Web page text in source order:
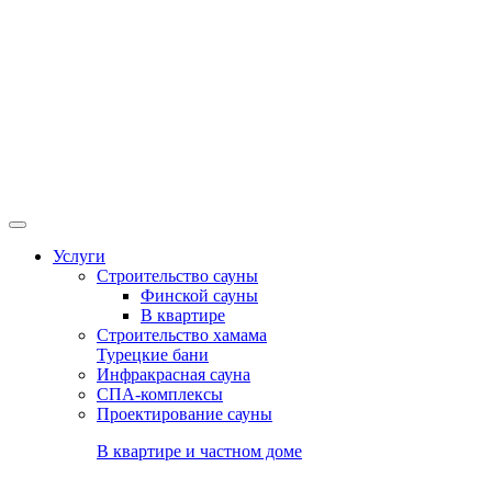
Услуги
Строительство сауны
Финской сауны
В квартире
Строительство хамама
Турецкие бани
Инфракрасная сауна
СПА-комплексы
Проектирование сауны
В квартире и частном доме